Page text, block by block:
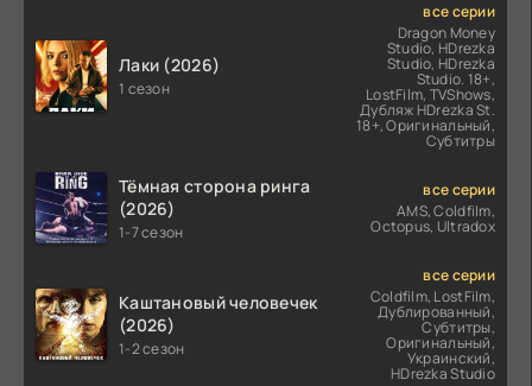
Лаки (2026)
1 сезон
все серии
Dragon Money
Studio, HDrezka
Studio, HDrezka
Studio. 18+,
LostFilm, TVShows,
Дубляж HDrezka St.
18+, Оригинальный,
Субтитры
Тёмная сторона ринга
(2026)
1-7 сезон
все серии
AMS, Coldfilm,
Octopus, Ultradox
Каштановый человечек
(2026)
1-2 сезон
все серии
Coldfilm, LostFilm,
Дублированный,
Субтитры,
Оригинальный,
Украинский,
HDrezka Studio